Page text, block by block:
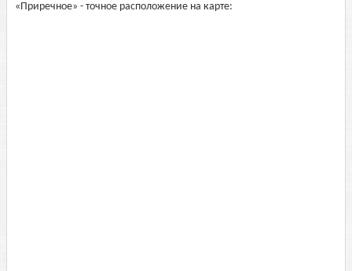
«Приречное» - точное расположение на карте: